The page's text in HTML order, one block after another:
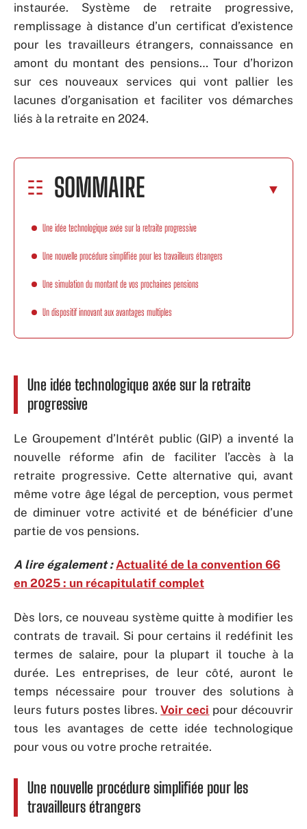
instaurée. Système de retraite progressive,
remplissage à distance d’un certificat d’existence
pour les travailleurs étrangers, connaissance en
amont du montant des pensions… Tour d’horizon
sur ces nouveaux services qui vont pallier les
lacunes d’organisation et faciliter vos démarches
liés à la retraite en 2024.
SOMMAIRE
Une idée technologique axée sur la retraite progressive
Une nouvelle procédure simplifiée pour les travailleurs étrangers
Une simulation du montant de vos prochaines pensions
Un dispositif innovant aux avantages multiples
Une idée technologique axée sur la retraite
progressive
Le Groupement d’Intérêt public (GIP) a inventé la
nouvelle réforme afin de faciliter l’accès à la
retraite progressive. Cette alternative qui, avant
même votre âge légal de perception, vous permet
de diminuer votre activité et de bénéficier d’une
partie de vos pensions.
A lire également : Actualité de la convention 66
en 2025 : un récapitulatif complet
Dès lors, ce nouveau système quitte à modifier les
contrats de travail. Si pour certains il redéfinit les
termes de salaire, pour la plupart il touche à la
durée. Les entreprises, de leur côté, auront le
temps nécessaire pour trouver des solutions à
leurs futurs postes libres.Voir ceci pour découvrir
tous les avantages de cette idée technologique
pour vous ou votre proche retraitée.
Une nouvelle procédure simplifiée pour les
travailleurs étrangers